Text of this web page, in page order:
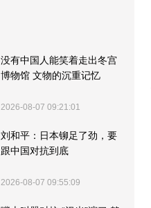
没有中国人能笑着走出冬宫
博物馆 文物的沉重记忆
2026-08-07 09:21:01
刘和平：日本铆足了劲，要
跟中国对抗到底
2026-08-07 09:55:09